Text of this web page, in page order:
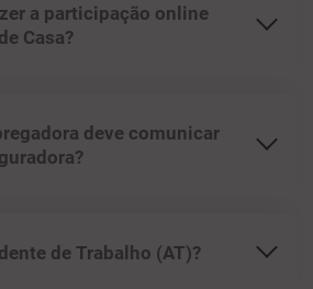
a participação online
Casa?
deve comunicar
de Trabalho (AT)?